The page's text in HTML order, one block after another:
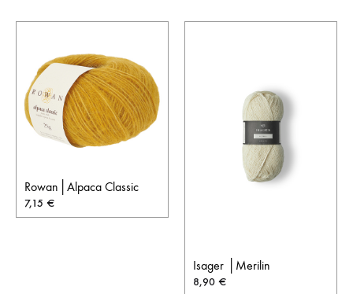
Rowan│Alpaca Classic
7,15 €
Isager │Merilin
8,90 €